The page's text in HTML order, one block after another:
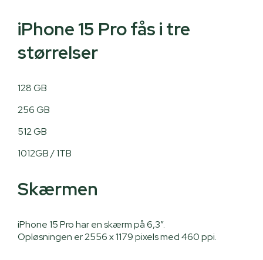
iPhone 15 Pro fås i tre
størrelser
128 GB
256 GB
512 GB
1012GB / 1TB
Skærmen
iPhone 15 Pro har en skærm på 6,3”.
Opløsningen er 2556 x 1179 pixels med 460 ppi.